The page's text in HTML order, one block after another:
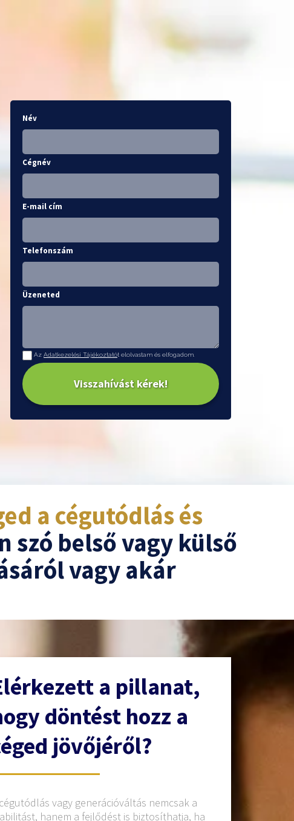
Név
Cégnév
E-mail cím
Telefonszám
Üzeneted
Az Adatkezelési Tájékoztatót elolvastam és elfogadom.
Visszahívást kérek!
a cégutódlás és
szó belső vagy külső
vagy akár
vagy generációváltás nemcsak a
hanem a fejlődést is biztosíthatja, ha
a pillanat,
döntést hozz a
jövőjéről?